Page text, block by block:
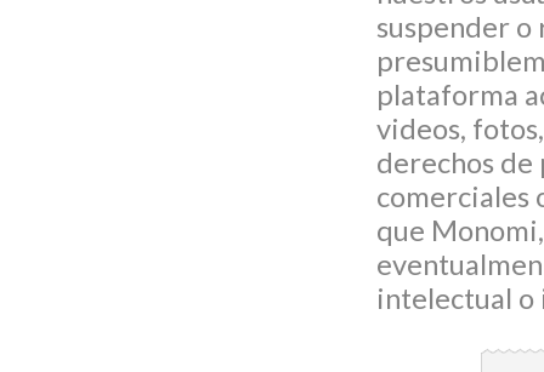
suspender
plataforma
videos,
derechos
comerciales
que
intelectual